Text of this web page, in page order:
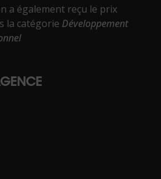
a également reçu le prix
la catégorie Développement